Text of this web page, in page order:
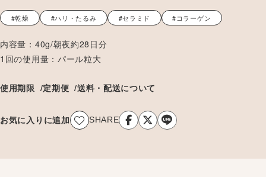
#乾燥 #ハリ・たるみ #セラミド #コラーゲン
内容量
40g/朝夜約28日分
1回の使用量
パール粒大
使用期限 定期便 送料・配送について
お気に入りに追加 SHARE